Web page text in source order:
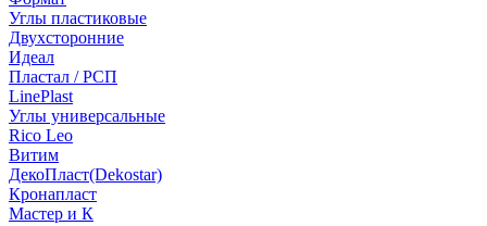
Углы пластиковые
Двухсторонние
Идеал
Пластал / РСП
LinePlast
Углы универсальные
Rico Leo
Витим
ДекоПласт(Dekostar)
Кронапласт
Мастер и К